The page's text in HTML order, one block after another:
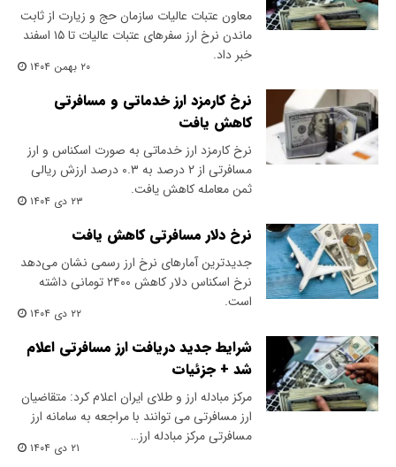
معاون عتبات عالیات سازمان حج و زیارت از ثابت
ماندن نرخ ارز سفرهای عتبات عالیات تا ۱۵ اسفند
خبر داد.
۲۰ بهمن ۱۴۰۴
نرخ کارمزد ارز خدماتی و مسافرتی
کاهش یافت
نرخ کارمزد ارز خدماتی به صورت اسکناس و ارز
مسافرتی از ۲ درصد به ۰.۳ درصد ارزش ریالی
ثمن معامله کاهش یافت.
۲۳ دی ۱۴۰۴
نرخ دلار مسافرتی کاهش یافت
جدیدترین آمارهای نرخ ارز رسمی نشان می‌دهد
نرخ اسکناس دلار کاهش ۲۴۰۰ تومانی داشته
است.
۲۲ دی ۱۴۰۴
شرایط جدید دریافت ارز مسافرتی اعلام
شد + جزئیات
مرکز مبادله ارز و طلای ایران اعلام کرد: متقاضیان
ارز مسافرتی می توانند با مراجعه به سامانه ارز
مسافرتی مرکز مبادله ارز…
۲۱ دی ۱۴۰۴